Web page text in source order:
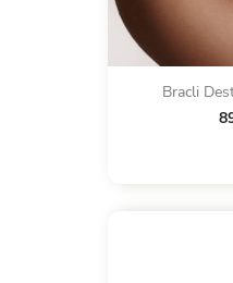
Bracli